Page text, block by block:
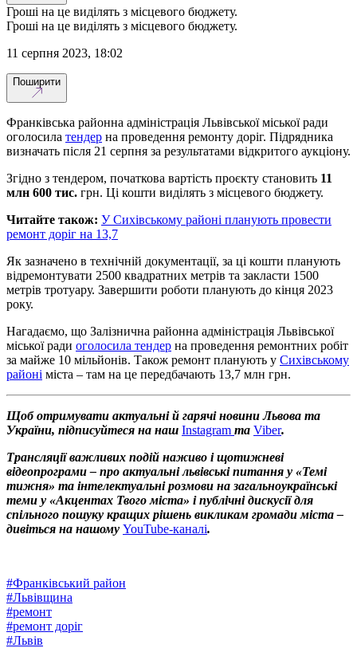
Гроші на це виділять з місцевого бюджету.
Гроші на це виділять з місцевого бюджету.
11 серпня 2023, 18:02
Поширити
Франківська районна адміністрація Львівської міської ради
оголосила тендер на проведення ремонту доріг. Підрядника
визначать після 21 серпня за результатами відкритого аукціону.
Згідно з тендером, початкова вартість проєкту становить 11
млн 600 тис. грн. Ці кошти виділять з місцевого бюджету.
Читайте також: У Сихівському районі планують провести
ремонт доріг на 13,7
Як зазначено в технічній документації, за ці кошти планують
відремонтувати 2500 квадратних метрів та закласти 1500
метрів тротуару. Завершити роботи планують до кінця 2023
року.
Нагадаємо, що Залізнична районна адміністрація Львівської
міської ради оголосила тендер на проведення ремонтних робіт
за майже 10 мільйонів. Також ремонт планують у Сихівському
районі міста – там на це передбачають 13,7 млн грн.
Щоб отримувати актуальні й гарячі новини Львова та
України, підписуйтеся на наш Instagram та Viber.
Трансляції важливих подій наживо і щотижневі
відеопрограми – про актуальні львівські питання у «Темі
тижня» та інтелектуальні розмови на загальноукраїнські
теми у «Акцентах Твого міста» і публічні дискусії для
спільного пошуку кращих рішень викликам громади міста –
дивіться на нашому YouTube-каналі.
#Франківський район
#Львівщина
#ремонт
#ремонт доріг
#Львів